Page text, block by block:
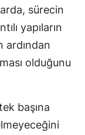
sürecin
yapıların
ardından
olduğunu
başına